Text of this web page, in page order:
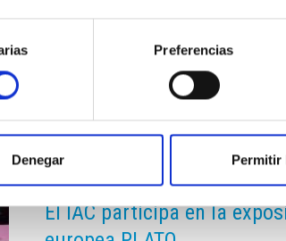
Preferencias
Denegar Permitir
El IAC participa en la